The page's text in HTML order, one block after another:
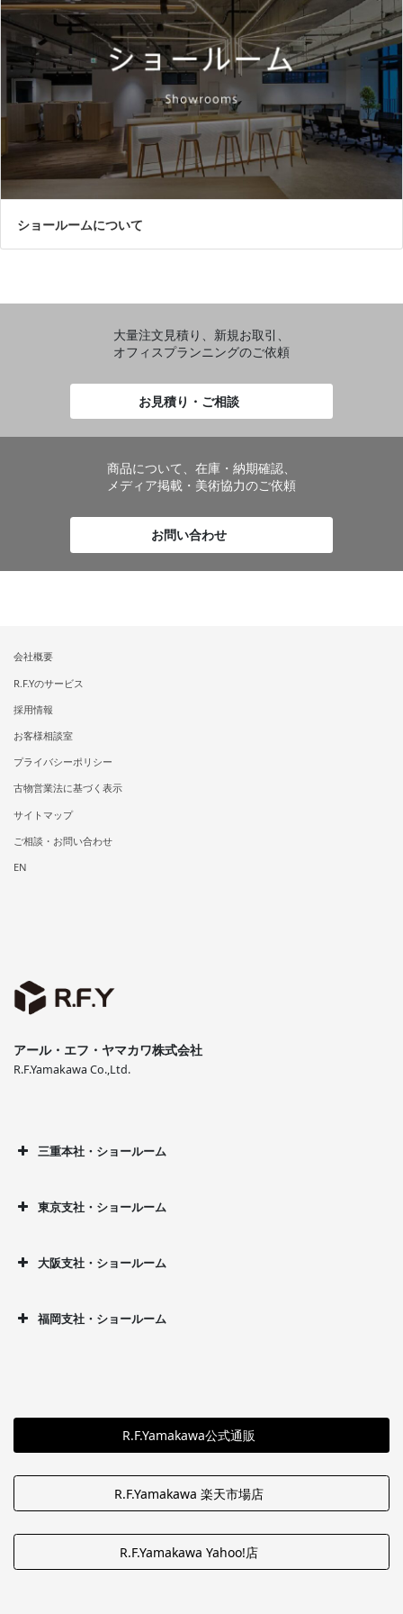
ショールームについて
大量注文見積り、新規お取引、
オフィスプランニングのご依頼
お見積り・ご相談
商品について、在庫・納期確認、
メディア掲載・美術協力のご依頼
お問い合わせ
会社概要
R.F.Yのサービス
採用情報
お客様相談室
プライバシーポリシー
古物営業法に基づく表示
サイトマップ
ご相談・お問い合わせ
EN
アール・エフ・ヤマカワ株式会社
R.F.Yamakawa Co.,Ltd.
三重本社・ショールーム
東京支社・ショールーム
大阪支社・ショールーム
福岡支社・ショールーム
R.F.Yamakawa公式通販
R.F.Yamakawa 楽天市場店
R.F.Yamakawa Yahoo!店